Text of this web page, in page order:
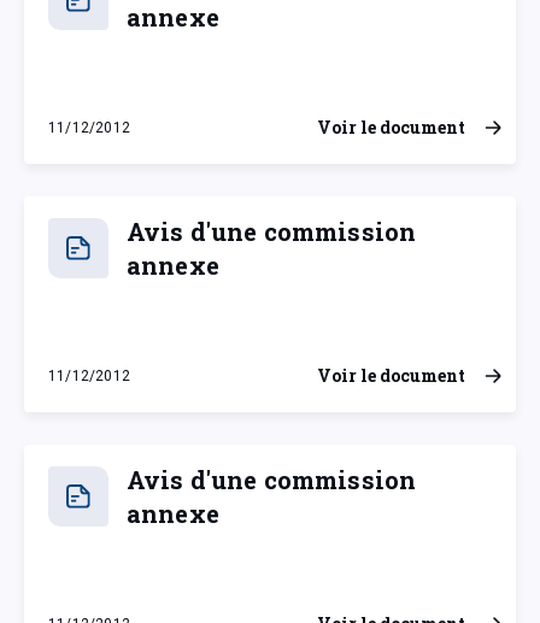
annexe
11/12/2012
mardi 11 décembre 2012
Voir le document
Avis d'une commission
annexe
11/12/2012
mardi 11 décembre 2012
Voir le document
Avis d'une commission
annexe